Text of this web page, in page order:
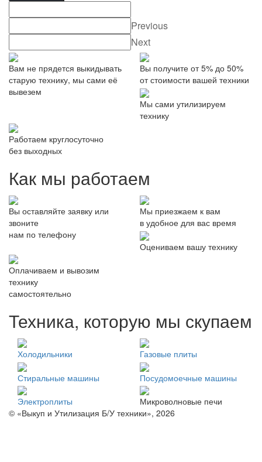
Previous
Next
Вам не прядется выкидывать
старую технику, мы сами её
вывезем
Вы получите от 5% до 50%
от стоимости вашей техники
Мы сами утилизируем
технику
Работаем круглосуточно
без выходных
Как мы работаем
Вы оставляйте заявку или
звоните
нам по телефону
Мы приезжаем к вам
в удобное для вас время
Оцениваем вашу технику
Оплачиваем и вывозим
технику
самостоятельно
Техника, которую мы скупаем
Холодильники Газовые плиты
Стиральные машины Посудомоечные машины
Электроплиты
Микроволновые печи
© «Выкуп и Утилизация Б/У техники», 2026